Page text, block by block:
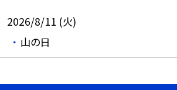
2026/8/11 (火)
山の日